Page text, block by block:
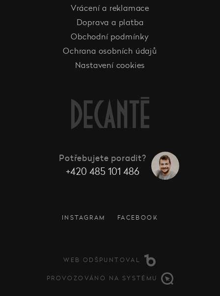
Vrácení a reklamace
Doprava a platba
Obchodní podmínky
Ochrana osobních údajů
Nastavení cookies
Potřebujete poradit?
+420 485 101 486
INSTAGRAM FACEBOOK
WEB ODŠPUNTOVAL
PROVOZOVÁNO NA SYSTÉMU